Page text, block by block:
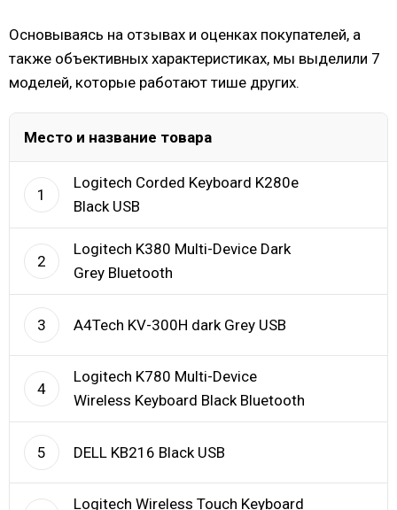
Основываясь на отзывах и оценках покупателей, а
также объективных характеристиках, мы выделили 7
моделей, которые работают тише других.
Место и название товара
1
Logitech Corded Keyboard K280e
Black USB
2
Logitech K380 Multi-Device Dark
Grey Bluetooth
3 A4Tech KV-300H dark Grey USB
4
Logitech K780 Multi-Device
Wireless Keyboard Black Bluetooth
5 DELL KB216 Black USB
Logitech Wireless Touch Keyboard